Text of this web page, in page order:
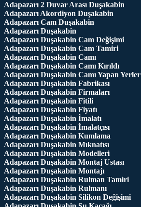
Adapazarı 2 Duvar Arası Duşakabin
Adapazarı Akordiyon Duşakabin
Adapazarı Cam Duşakabin
Adapazarı Duşakabin
Adapazarı Duşakabin Cam Değişimi
Adapazarı Duşakabin Cam Tamiri
Adapazarı Duşakabin Camı
Adapazarı Duşakabin Camı Kırıldı
Adapazarı Duşakabin Camı Yapan Yerler
Adapazarı Duşakabin Fabrikası
Adapazarı Duşakabin Firmaları
Adapazarı Duşakabin Fitili
Adapazarı Duşakabin Fiyatı
Adapazarı Duşakabin İmalatı
Adapazarı Duşakabin İmalatçısı
Adapazarı Duşakabin Kumlama
Adapazarı Duşakabin Mıknatısı
Adapazarı Duşakabin Modelleri
Adapazarı Duşakabin Montaj Ustası
Adapazarı Duşakabin Montajı
Adapazarı Duşakabin Rulman Tamiri
Adapazarı Duşakabin Rulmanı
Adapazarı Duşakabin Silikon Değişimi